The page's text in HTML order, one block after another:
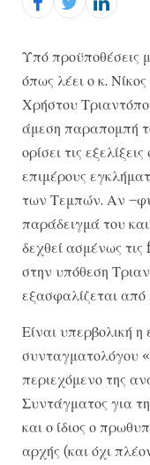
Υπό προϋποθέσεις
όπως λέει ο κ.
Χρήστου
άμεση παραπομπή
ορίσει τις
επιμέρους
των Τεμπών. Αν
παράδειγμά του
δεχθεί ασμένως
στην υπόθεση
εξασφαλίζεται από
Είναι υπερβολική
συνταγματολόγου
περιεχόμενο της
Συντάγματος για
και ο ίδιος ο
αρχής (και όχι